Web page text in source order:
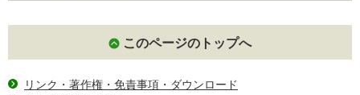
このページのトップへ
リンク・著作権・免責事項・ダウンロード